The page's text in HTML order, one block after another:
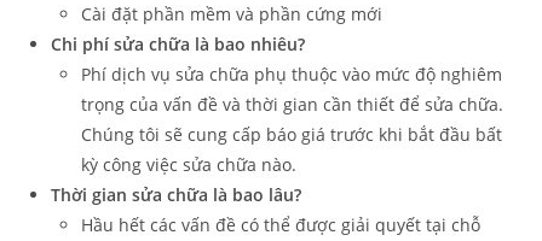
Cài đặt phần mềm và phần cứng mới
Chi phí sửa chữa là bao nhiêu?
Phí dịch vụ sửa chữa phụ thuộc vào mức độ nghiêm
trọng của vấn đề và thời gian cần thiết để sửa chữa.
Chúng tôi sẽ cung cấp báo giá trước khi bắt đầu bất
kỳ công việc sửa chữa nào.
Thời gian sửa chữa là bao lâu?
Hầu hết các vấn đề có thể được giải quyết tại chỗ